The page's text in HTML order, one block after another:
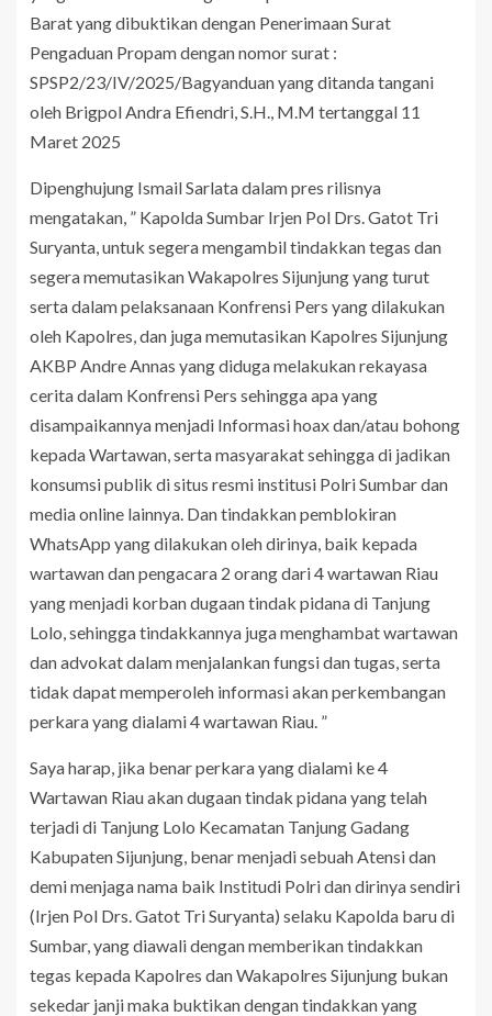
Barat yang dibuktikan dengan Penerimaan Surat
Pengaduan Propam dengan nomor surat :
SPSP2/23/IV/2025/Bagyanduan yang ditanda tangani
oleh Brigpol Andra Efiendri, S.H., M.M tertanggal 11
Maret 2025
Dipenghujung Ismail Sarlata dalam pres rilisnya
mengatakan, ” Kapolda Sumbar Irjen Pol Drs. Gatot Tri
Suryanta, untuk segera mengambil tindakkan tegas dan
segera memutasikan Wakapolres Sijunjung yang turut
serta dalam pelaksanaan Konfrensi Pers yang dilakukan
oleh Kapolres, dan juga memutasikan Kapolres Sijunjung
AKBP Andre Annas yang diduga melakukan rekayasa
cerita dalam Konfrensi Pers sehingga apa yang
disampaikannya menjadi Informasi hoax dan/atau bohong
kepada Wartawan, serta masyarakat sehingga di jadikan
konsumsi publik di situs resmi institusi Polri Sumbar dan
media online lainnya. Dan tindakkan pemblokiran
WhatsApp yang dilakukan oleh dirinya, baik kepada
wartawan dan pengacara 2 orang dari 4 wartawan Riau
yang menjadi korban dugaan tindak pidana di Tanjung
Lolo, sehingga tindakkannya juga menghambat wartawan
dan advokat dalam menjalankan fungsi dan tugas, serta
tidak dapat memperoleh informasi akan perkembangan
perkara yang dialami 4 wartawan Riau. ”
Saya harap, jika benar perkara yang dialami ke 4
Wartawan Riau akan dugaan tindak pidana yang telah
terjadi di Tanjung Lolo Kecamatan Tanjung Gadang
Kabupaten Sijunjung, benar menjadi sebuah Atensi dan
demi menjaga nama baik Institudi Polri dan dirinya sendiri
(Irjen Pol Drs. Gatot Tri Suryanta) selaku Kapolda baru di
Sumbar, yang diawali dengan memberikan tindakkan
tegas kepada Kapolres dan Wakapolres Sijunjung bukan
sekedar janji maka buktikan dengan tindakkan yang